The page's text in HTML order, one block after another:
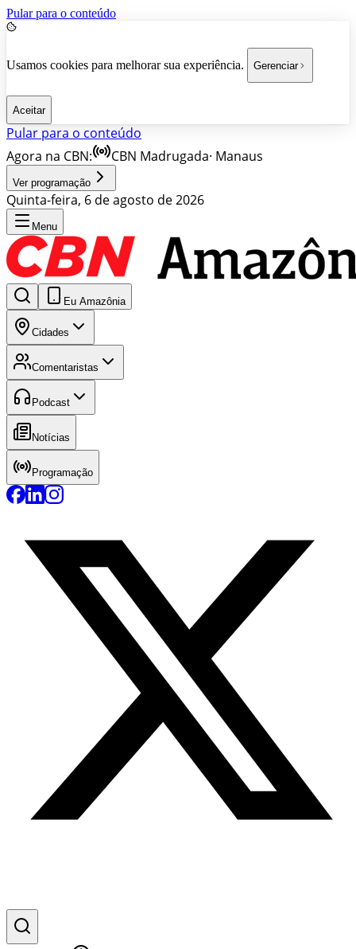
Pular para o conteúdo
Usamos cookies para melhorar sua experiência. Gerenciar
Aceitar
Pular para o conteúdo
Agora na CBN:
CBN Madrugada· Manaus
Ver programação
Quinta-feira, 6 de agosto de 2026
Menu
Eu Amazônia
Cidades
Comentaristas
Podcast
Notícias
Programação